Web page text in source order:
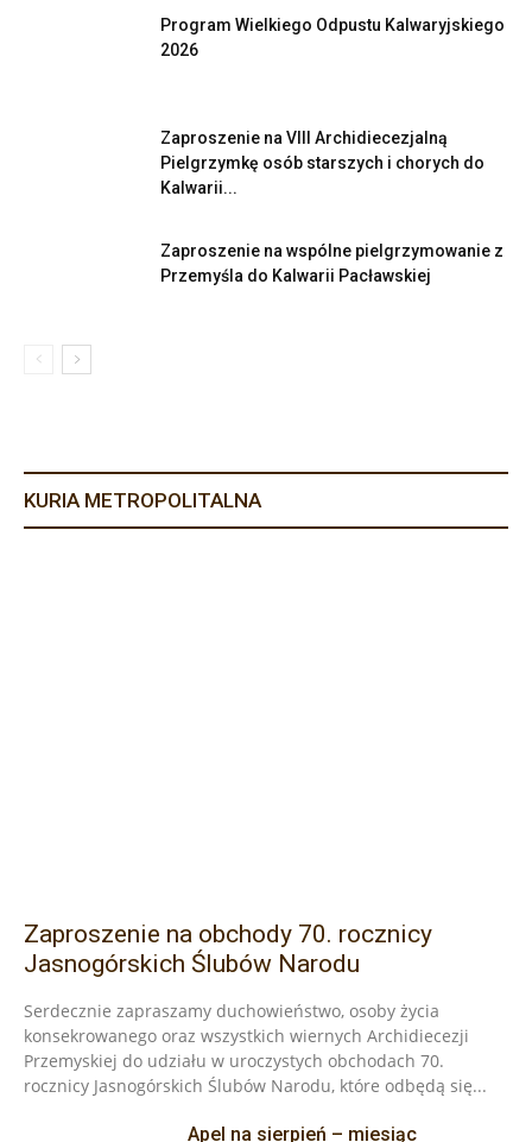
Program Wielkiego Odpustu Kalwaryjskiego
2026
Zaproszenie na VIII Archidiecezjalną
Pielgrzymkę osób starszych i chorych do
Kalwarii...
Zaproszenie na wspólne pielgrzymowanie z
Przemyśla do Kalwarii Pacławskiej
KURIA METROPOLITALNA
Zaproszenie na obchody 70. rocznicy
Jasnogórskich Ślubów Narodu
Serdecznie zapraszamy duchowieństwo, osoby życia
konsekrowanego oraz wszystkich wiernych Archidiecezji
Przemyskiej do udziału w uroczystych obchodach 70.
rocznicy Jasnogórskich Ślubów Narodu, które odbędą się...
Apel na sierpień – miesiąc